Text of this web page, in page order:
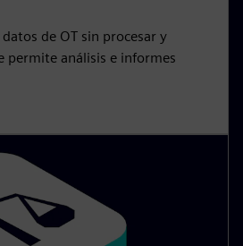
de OT sin procesar y
permite análisis e informes